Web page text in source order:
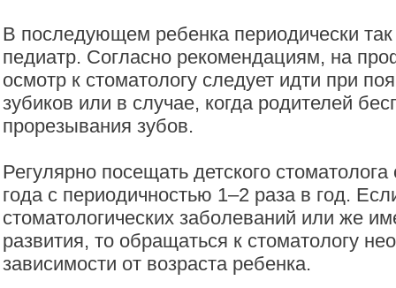
В последующем ребенка периодически
педиатр. Согласно рекомендациям, на
осмотр к стоматологу следует идти при
зубиков или в случае, когда родителей
прорезывания зубов.
Регулярно посещать детского
года с периодичностью 1–2 раза в год.
стоматологических заболеваний или же
развития, то обращаться к стоматологу
зависимости от возраста ребенка.